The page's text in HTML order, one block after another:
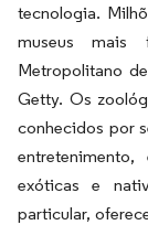
tecnologia.
museus mais
Metropolitano
Getty. Os
conhecidos por
exóticas e
particular,